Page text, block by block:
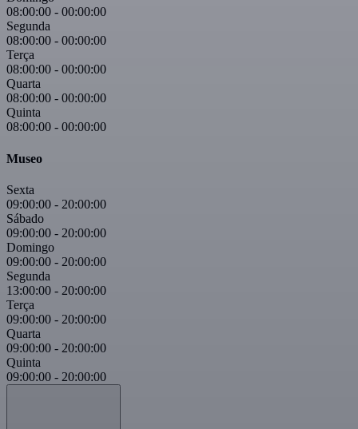
08:00:00 - 00:00:00
Segunda
08:00:00 - 00:00:00
Terça
08:00:00 - 00:00:00
Quarta
08:00:00 - 00:00:00
Quinta
08:00:00 - 00:00:00
Museo
Sexta
09:00:00 - 20:00:00
Sábado
09:00:00 - 20:00:00
Domingo
09:00:00 - 20:00:00
Segunda
13:00:00 - 20:00:00
Terça
09:00:00 - 20:00:00
Quarta
09:00:00 - 20:00:00
Quinta
09:00:00 - 20:00:00